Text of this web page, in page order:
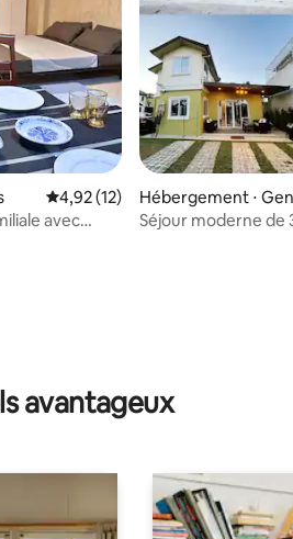
: 4,88 sur 5
Évaluation moyenne sur la base
4,92 (12)
avec
Hébergement ⋅
Séjour moderne de
avantageux